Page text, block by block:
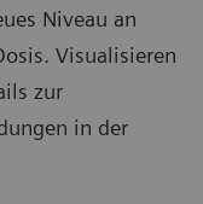
Niveau an
Visualisieren
zur
in der